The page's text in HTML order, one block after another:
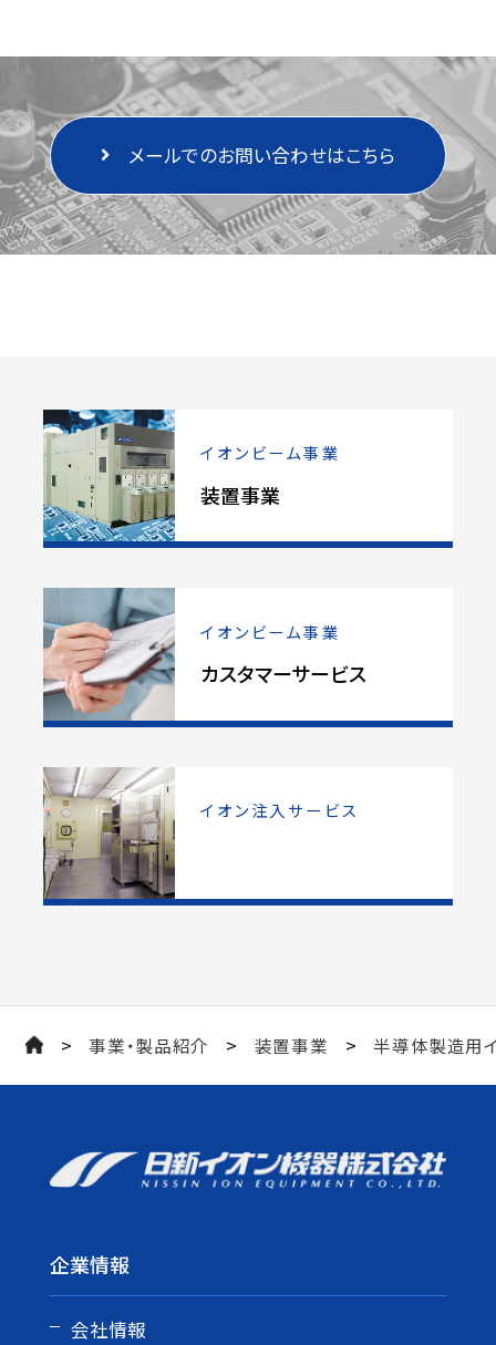
メールでのお問い合わせはこちら
イオンビーム事業
装置事業
イオンビーム事業
カスタマーサービス
イオン注入サービス
> 事業・製品紹介 > 装置事業 > 半導体製造用
企業情報
会社情報